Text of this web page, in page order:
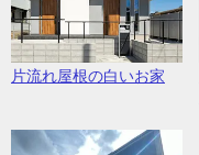
片流れ屋根の白いお家